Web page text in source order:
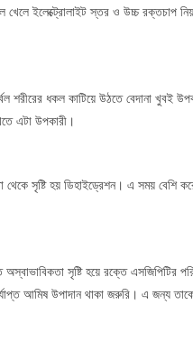
ইলেক্ট্রোলাইট স্তর ও উচ্চ রক্তচাপ
শরীরের ধকল কাটিয়ে উঠতে বেদানা খুবই
এটা উপকারী।
সৃষ্টি হয় ডিহাইড্রেশন। এ সময় বেশি
সৃষ্টি হয়ে রক্তে এসজিপিটির
আমিষ উপাদান থাকা জরুরি। এ জন্য